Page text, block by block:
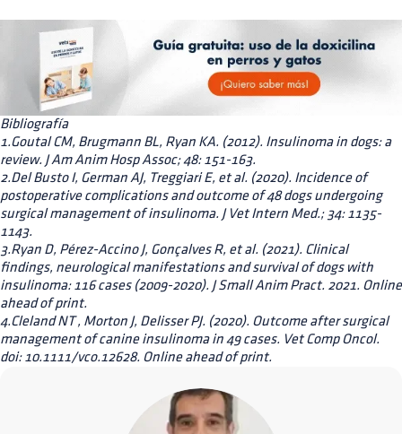
Bibliografía
1.Goutal CM, Brugmann BL, Ryan KA. (2012). Insulinoma in dogs: a
review. J Am Anim Hosp Assoc; 48: 151-163.
2.Del Busto I, German AJ, Treggiari E, et al. (2020). Incidence of
postoperative complications and outcome of 48 dogs undergoing
surgical management of insulinoma. J Vet Intern Med.; 34: 1135-
1143.
3.Ryan D, Pérez-Accino J, Gonçalves R, et al. (2021). Clinical
findings, neurological manifestations and survival of dogs with
insulinoma: 116 cases (2009-2020). J Small Anim Pract. 2021. Online
ahead of print.
4.Cleland NT , Morton J, Delisser PJ. (2020). Outcome after surgical
management of canine insulinoma in 49 cases. Vet Comp Oncol.
doi: 10.1111/vco.12628. Online ahead of print.